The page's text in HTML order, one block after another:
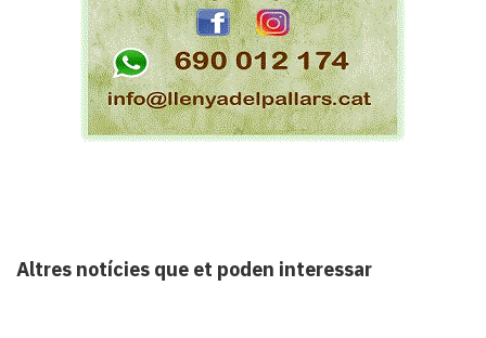
Altres notícies que et poden interessar